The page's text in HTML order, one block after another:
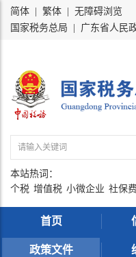
简体 繁体
无障碍浏览
国家税务总局
广东省人民
本站热词：
个税 增值税 小微企业 社保费
首页
政策文件